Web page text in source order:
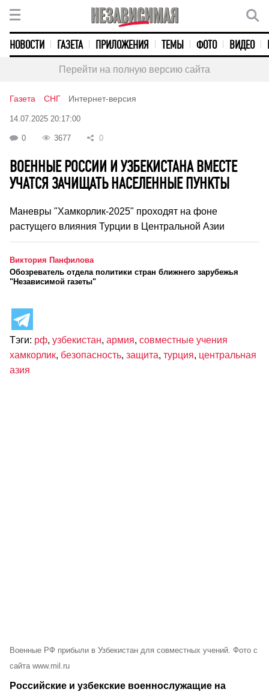
НОВОСТИ ГАЗЕТА ПРИЛОЖЕНИЯ ТЕМЫ ФОТО ВИДЕО
Перейти на полную версию сайта
Газета СНГ Интернет-версия
14.07.2025 20:17:00
0 3677 0
ВОЕННЫЕ РОССИИ И УЗБЕКИСТАНА ВМЕСТЕ
УЧАТСЯ ЗАЧИЩАТЬ НАСЕЛЕННЫЕ ПУНКТЫ
Маневры "Хамкорлик-2025" проходят на фоне
растущего влияния Турции в Центральной Азии
Виктория Панфилова
Обозреватель отдела политики стран ближнего зарубежья
"Независимой газеты"
Тэги: рф, узбекистан, армия, совместные учения
хамкорлик, безопасность, защита, турция, центральная
азия
Военные РФ прибыли в Узбекистан для совместных учений. Фото с
сайта www.mil.ru
Российские и узбекские военнослужащие на